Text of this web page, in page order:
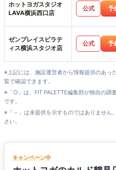
ホットヨガスタジオ
LAVA横浜西口店
公式 予
ゼンプレイスピラテ
ィス横浜スタジオ店
公式 予
※上記には、施設運営者から情報提供のあっ
覧で確認できます。
※「○」は、FIT PALETTE編集部が独自の調
です。
※「－」は未提供を示すものではありません
さい。
キャンペーン中